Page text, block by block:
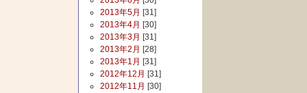
2013年5月 [31]
2013年4月 [30]
2013年3月 [31]
2013年2月 [28]
2013年1月 [31]
2012年12月 [31]
2012年11月 [30]